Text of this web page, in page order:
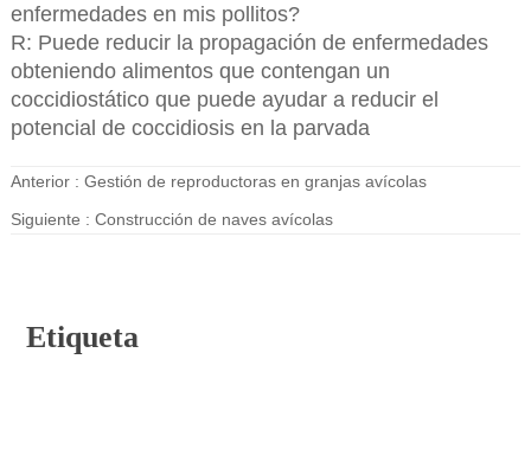
enfermedades en mis pollitos?
R: Puede reducir la propagación de enfermedades
obteniendo alimentos que contengan un
coccidiostático que puede ayudar a reducir el
potencial de coccidiosis en la parvada
Anterior : Gestión de reproductoras en granjas avícolas
Siguiente : Construcción de naves avícolas
Etiqueta